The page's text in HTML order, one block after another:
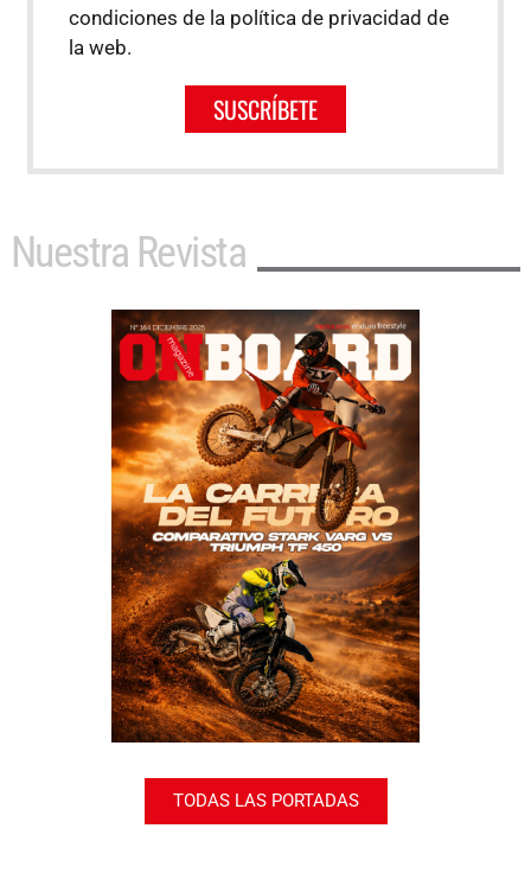
condiciones de la política de privacidad de
la web.
SUSCRÍBETE
Nuestra Revista
TODAS LAS PORTADAS